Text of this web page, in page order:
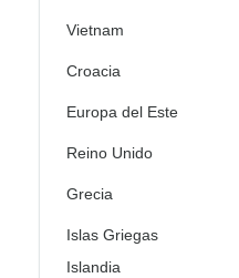
Vietnam
Croacia
Europa del Este
Reino Unido
Grecia
Islas Griegas
Islandia